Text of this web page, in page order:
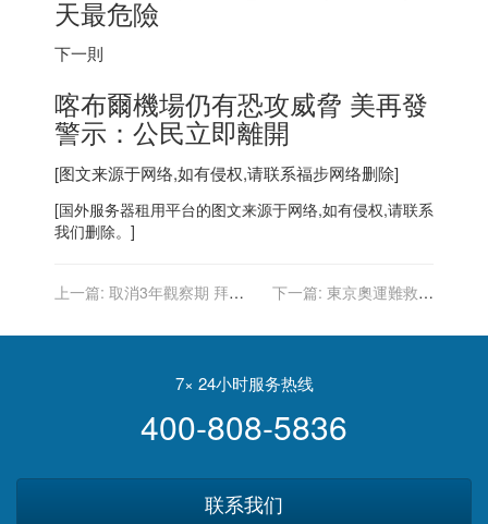
天最危險
下一則
喀布爾機場仍有恐攻威脅 美再發
警示：公民立即離開
[图文来源于网络,如有侵权,请联系福步网络删除]
[国外服务器租用平台的图文来源于网络,如有侵权,请联系
我们删除。]
上一篇: 取消3年觀察期 拜登
貸
下一篇: 東京奧運難救頹
恐下台
7× 24小时服务热线
400-808-5836
联系我们